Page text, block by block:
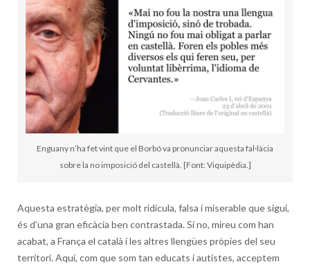
Enguany n’ha fet vint que el Borbó va pronunciar aquesta fal·làcia
sobre la no imposició del castellà. [Font: Viquipèdia.]
Aquesta estratègia, per molt ridícula, falsa i miserable que sigui,
és d’una gran eficàcia ben contrastada. Si no, mireu com han
acabat, a França el català i les altres llengües pròpies del seu
territori. Aquí, com que som tan educats i autistes, acceptem